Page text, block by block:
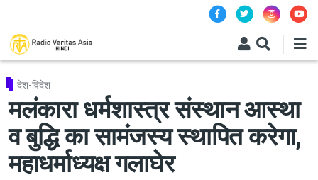
देश-विदेश
मलंकारा धर्मशास्त्र संस्थान आस्था
व बुद्धि का सामंजस्य स्थापित करेगा,
महाधर्माध्यक्ष गलाघेर